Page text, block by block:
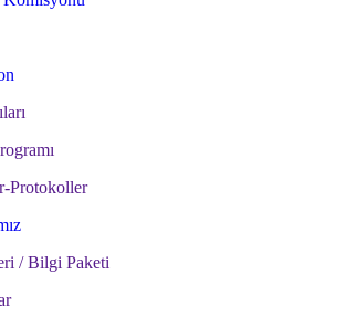
Protokoller
/ Bilgi Paketi